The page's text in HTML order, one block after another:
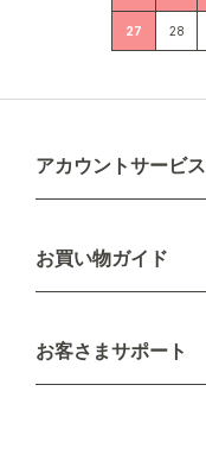
27 28
アカウントサービス
新規会員登録
お買い物ガイド
配送について
不良品・返品について
お客さまサポート